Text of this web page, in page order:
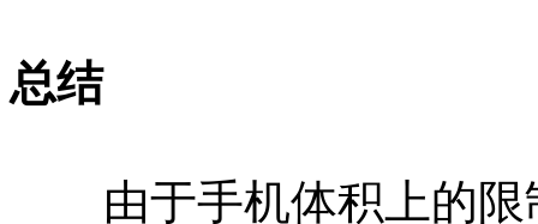
总结
由于手机体积上的限